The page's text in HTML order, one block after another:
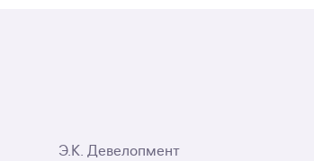
Э.К. Девелопмент